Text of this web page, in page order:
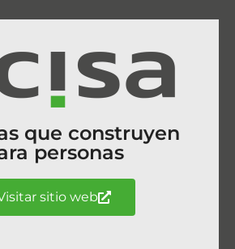
que construyen
personas
sitio web